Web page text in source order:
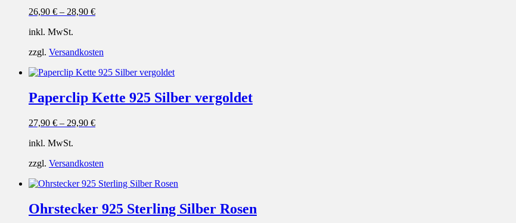
26,90 € – 28,90 €
inkl. MwSt.
zzgl. Versandkosten
Paperclip Kette 925 Silber vergoldet
27,90 € – 29,90 €
inkl. MwSt.
zzgl. Versandkosten
Ohrstecker 925 Sterling Silber Rosen